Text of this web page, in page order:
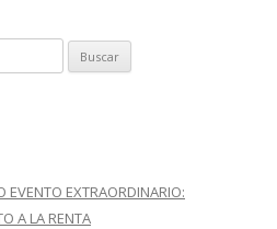
EVENTO EXTRAORDINARIO:
A LA RENTA